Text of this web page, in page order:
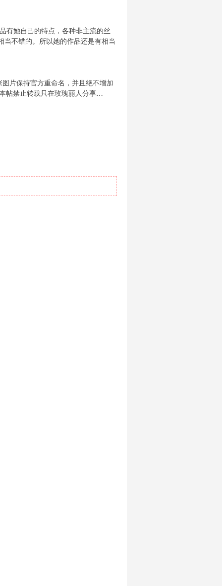
有她自己的特点，各种非主流的丝
不错的。所以她的作品还是有相当
片保持官方重命名，并且绝不增加
帖禁止转载只在玫瑰丽人分享…